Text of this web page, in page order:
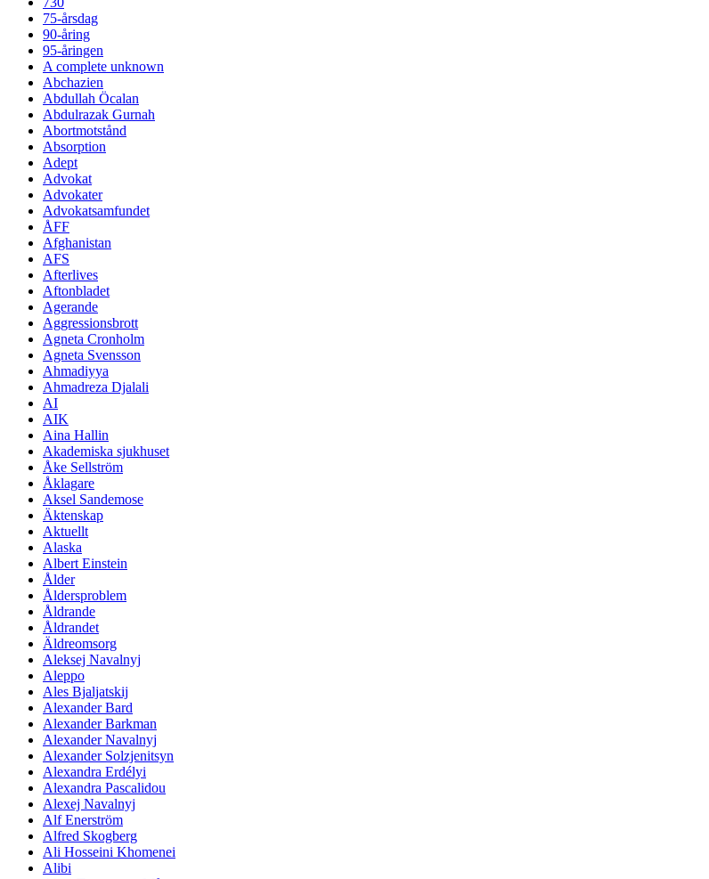
75-årsdag
90-åring
95-åringen
A complete unknown
Abchazien
Abdullah Öcalan
Abdulrazak Gurnah
Abortmotstånd
Absorption
Adept
Advokat
Advokater
Advokatsamfundet
ÅFF
Afghanistan
AFS
Afterlives
Aftonbladet
Agerande
Aggressionsbrott
Agneta Cronholm
Agneta Svensson
Ahmadiyya
Ahmadreza Djalali
AI
AIK
Aina Hallin
Akademiska sjukhuset
Åke Sellström
Åklagare
Aksel Sandemose
Äktenskap
Aktuellt
Alaska
Albert Einstein
Ålder
Åldersproblem
Åldrande
Åldrandet
Äldreomsorg
Aleksej Navalnyj
Aleppo
Ales Bjaljatskij
Alexander Bard
Alexander Barkman
Alexander Navalnyj
Alexander Solzjenitsyn
Alexandra Erdélyi
Alexandra Pascalidou
Alexej Navalnyj
Alf Enerström
Alfred Skogberg
Ali Hosseini Khomenei
Alibi